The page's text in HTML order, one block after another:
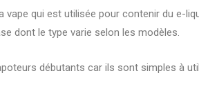
vape qui est utilisée pour contenir du e-
dont le type varie selon les modèles.
débutants car ils sont simples à